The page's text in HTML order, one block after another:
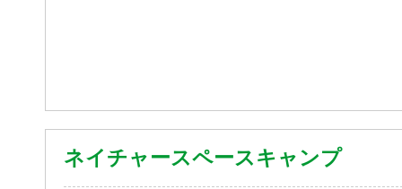
ネイチャースペースキャンプ